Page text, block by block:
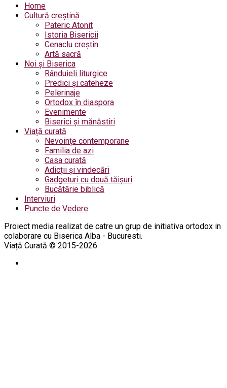
Home
Cultură creștină
Pateric Atonit
Istoria Bisericii
Cenaclu creștin
Artă sacră
Noi și Biserica
Rânduieli liturgice
Predici și cateheze
Pelerinaje
Ortodox în diaspora
Evenimente
Biserici și mănăstiri
Viață curată
Nevoințe contemporane
Familia de azi
Casa curată
Adicții și vindecări
Gadgeturi cu două tăișuri
Bucătărie biblică
Interviuri
Puncte de Vedere
Proiect media realizat de catre un grup de initiativa ortodox in
colaborare cu Biserica Alba - Bucuresti.
Viață Curată © 2015-2026.